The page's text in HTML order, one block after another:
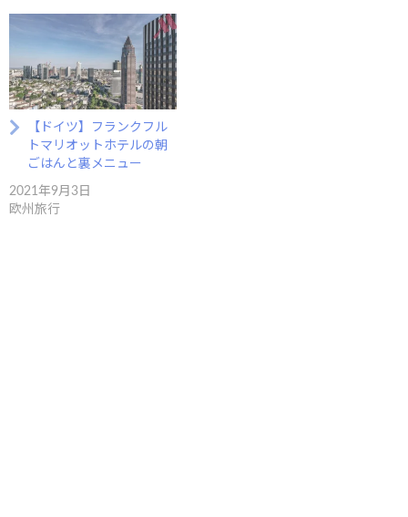
【ドイツ】フランクフル
トマリオットホテルの朝
ごはんと裏メニュー
2021年9月3日
欧州旅行